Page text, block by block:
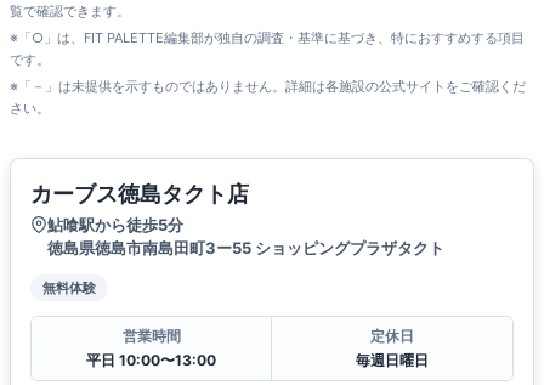
覧で確認できます。
※「○」は、FIT PALETTE編集部が独自の調査・基準に基づき、特におすすめする項目
です。
※「－」は未提供を示すものではありません。詳細は各施設の公式サイトをご確認くだ
さい。
カーブス徳島タクト店
鮎喰駅から徒歩5分
徳島県徳島市南島田町3ー55 ショッピングプラザタクト
無料体験
営業時間
平日 10:00〜13:00
定休日
毎週日曜日